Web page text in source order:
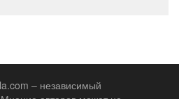
– независимый